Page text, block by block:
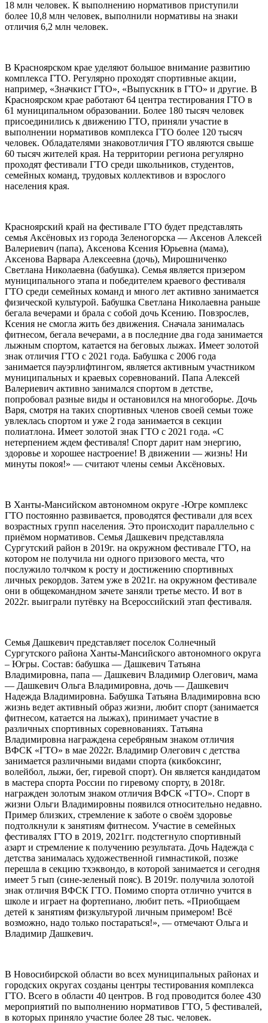
18 млн человек. К выполнению нормативов приступили
более 10,8 млн человек, выполнили нормативы на знаки
отличия 6,2 млн человек.
В Красноярском крае уделяют большое внимание развитию
комплекса ГТО. Регулярно проходят спортивные акции,
например, «Значкист ГТО», «Выпускник в ГТО» и другие. В
Красноярском крае работают 64 центра тестирования ГТО в
61 муниципальном образовании. Более 180 тысяч человек
присоединились к движению ГТО, приняли участие в
выполнении нормативов комплекса ГТО более 120 тысяч
человек. Обладателями знаковотличия ГТО являются свыше
60 тысяч жителей края. На территории региона регулярно
проходят фестивали ГТО среди школьников, студентов,
семейных команд, трудовых коллективов и взрослого
населения края.
Красноярский край на фестивале ГТО будет представлять
семья Аксёновых из города Зеленогорска — Аксенов Алексей
Валериевич (папа), Аксенова Ксения Юрьевна (мама),
Аксенова Варвара Алексеевна (дочь), Мирошниченко
Светлана Николаевна (бабушка). Семья является призером
муниципального этапа и победителем краевого фестиваля
ГТО среди семейных команд и много лет активно занимается
физической культурой. Бабушка Светлана Николаевна раньше
бегала вечерами и брала с собой дочь Ксению. Повзрослев,
Ксения не смогла жить без движения. Сначала занималась
фитнесом, бегала вечерами, а в последние два года занимается
лыжным спортом, катается на беговых лыжах. Имеет золотой
знак отличия ГТО с 2021 года. Бабушка с 2006 года
занимается пауэрлифтингом, является активным участником
муниципальных и краевых соревнований. Папа Алексей
Валериевич активно занимался спортом в детстве,
попробовал разные виды и остановился на многоборье. Дочь
Варя, смотря на таких спортивных членов своей семьи тоже
увлеклась спортом и уже 2 года занимается в секции
полиатлона. Имеет золотой знак ГТО с 2021 года. «С
нетерпением ждем фестиваля! Спорт дарит нам энергию,
здоровье и хорошее настроение! В движении — жизнь! Ни
минуты покоя!» — считают члены семьи Аксёновых.
В Ханты-Мансийском автономном округе -Югре комплекс
ГТО постоянно развивается, проводятся фестивали для всех
возрастных групп населения. Это происходит параллельно с
приёмом нормативов. Семья Дашкевич представляла
Сургутский район в 2019г. на окружном фестивале ГТО, на
котором не получила ни одного призового места, что
послужило толчком к росту и достижению спортивных
личных рекордов. Затем уже в 2021г. на окружном фестивале
они в общекомандном зачете заняли третье место. И вот в
2022г. выиграли путёвку на Всероссийский этап фестиваля.
Семья Дашкевич представляет поселок Солнечный
Сургутского района Ханты-Мансийского автономного округа
– Югры. Состав: бабушка — Дашкевич Татьяна
Владимировна, папа — Дашкевич Владимир Олегович, мама
— Дашкевич Ольга Владимировна, дочь — Дашкевич
Надежда Владимировна. Бабушка Татьяна Владимировна всю
жизнь ведет активный образ жизни, любит спорт (занимается
фитнесом, катается на лыжах), принимает участие в
различных спортивных соревнованиях. Татьяна
Владимировна награждена серебряным знаком отличия
ВФСК «ГТО» в мае 2022г. Владимир Олегович с детства
занимается различными видами спорта (кикбоксинг,
волейбол, лыжи, бег, гиревой спорт). Он является кандидатом
в мастера спорта России по гиревому спорту, в 2018г.
награжден золотым знаком отличия ВФСК «ГТО». Спорт в
жизни Ольги Владимировны появился относительно недавно.
Пример близких, стремление к заботе о своём здоровье
подтолкнули к занятиям фитнесом. Участие в семейных
фестивалях ГТО в 2019, 2021гг. подстегнуло спортивный
азарт и стремление к получению результата. Дочь Надежда с
детства занималась художественной гимнастикой, позже
перешла в секцию тхэквондо, в которой занимается и сегодня
имеет 5 гып (сине-зеленый пояс). В 2019г. получила золотой
знак отличия ВФСК ГТО. Помимо спорта отлично учится в
школе и играет на фортепиано, любит петь. «Приобщаем
детей к занятиям физкультурой личным примером! Всё
возможно, надо только постараться!», — отмечают Ольга и
Владимир Дашкевич.
В Новосибирской области во всех муниципальных районах и
городских округах созданы центры тестирования комплекса
ГТО. Всего в области 40 центров. В год проводится более 430
мероприятий по выполнению нормативов ГТО, 5 фестивалей,
в которых приняло участие более 28 тыс. человек.